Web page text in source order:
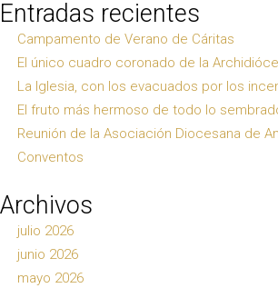
entradas
Entradas recientes
Campamento de Verano de Cáritas
El único cuadro coronado de la
La Iglesia, con los evacuados por los
El fruto más hermoso de todo lo
Reunión de la Asociación Diocesana de
Conventos
Archivos
julio 2026
junio 2026
mayo 2026